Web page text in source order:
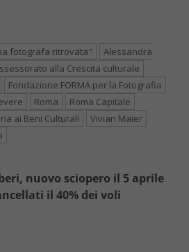
fotografa ritrovata"
Alessandra
alla Crescita culturale
Fondazione FORMA per la Fotografia
Roma
Roma Capitale
ai Beni Culturali
Vivian Maier
nuovo sciopero il 5 aprile
il 40% dei voli